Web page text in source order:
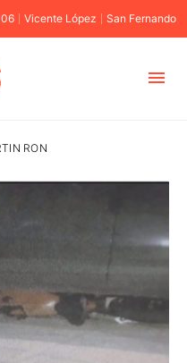
Vicente López San Fernando
RON